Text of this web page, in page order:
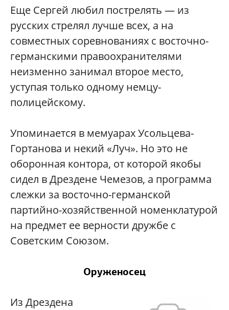
Еще Сергей любил пострелять — из
русских стрелял лучше всех, а на
совместных соревнованиях с восточно-
германскими правоохранителями
неизменно занимал второе место,
уступая только одному немцу-
полицейскому.
Упоминается в мемуарах Усольцева-
Гортанова и некий «Луч». Но это не
оборонная контора, от которой якобы
сидел в Дрездене Чемезов, а программа
слежки за восточно-германской
партийно-хозяйственной номенклатурой
на предмет ее верности дружбе с
Советским Союзом.
Оруженосец
Из Дрездена